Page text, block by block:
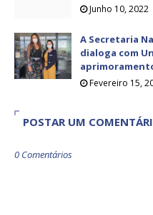
Junho 10, 2022
A Secretaria
dialoga com
Fevereiro 15,
POSTAR UM
0 Comentários